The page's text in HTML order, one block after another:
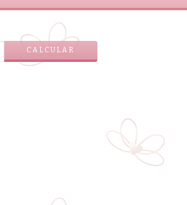
CALCULAR